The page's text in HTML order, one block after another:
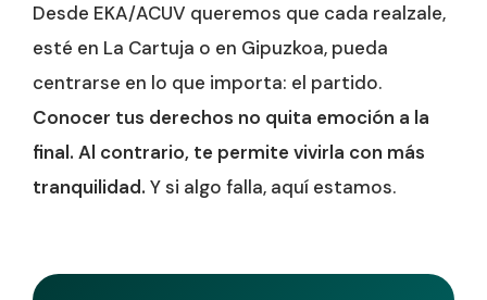
Desde EKA/ACUV queremos que cada realzale,
esté en La Cartuja o en Gipuzkoa, pueda
centrarse en lo que importa: el partido.
Conocer tus derechos no quita emoción a la
final. Al contrario, te permite vivirla con más
tranquilidad. Y si algo falla, aquí estamos.